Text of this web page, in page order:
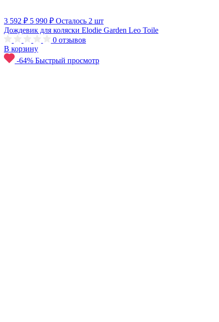
3 592 ₽ 5 990 ₽ Осталось 2 шт
Дождевик для коляски Elodie Garden Leo Toile
0 отзывов
В корзину
-64% Быстрый просмотр